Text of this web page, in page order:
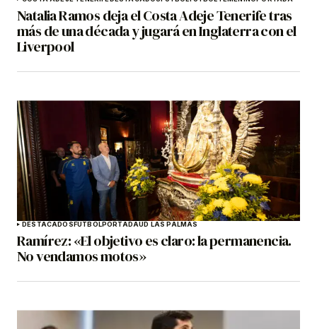
Natalia Ramos deja el Costa Adeje Tenerife tras
más de una década y jugará en Inglaterra con el
Liverpool
DESTACADOS FÚTBOLPORTADAUD LAS PALMAS
Ramírez: «El objetivo es claro: la permanencia.
No vendamos motos»